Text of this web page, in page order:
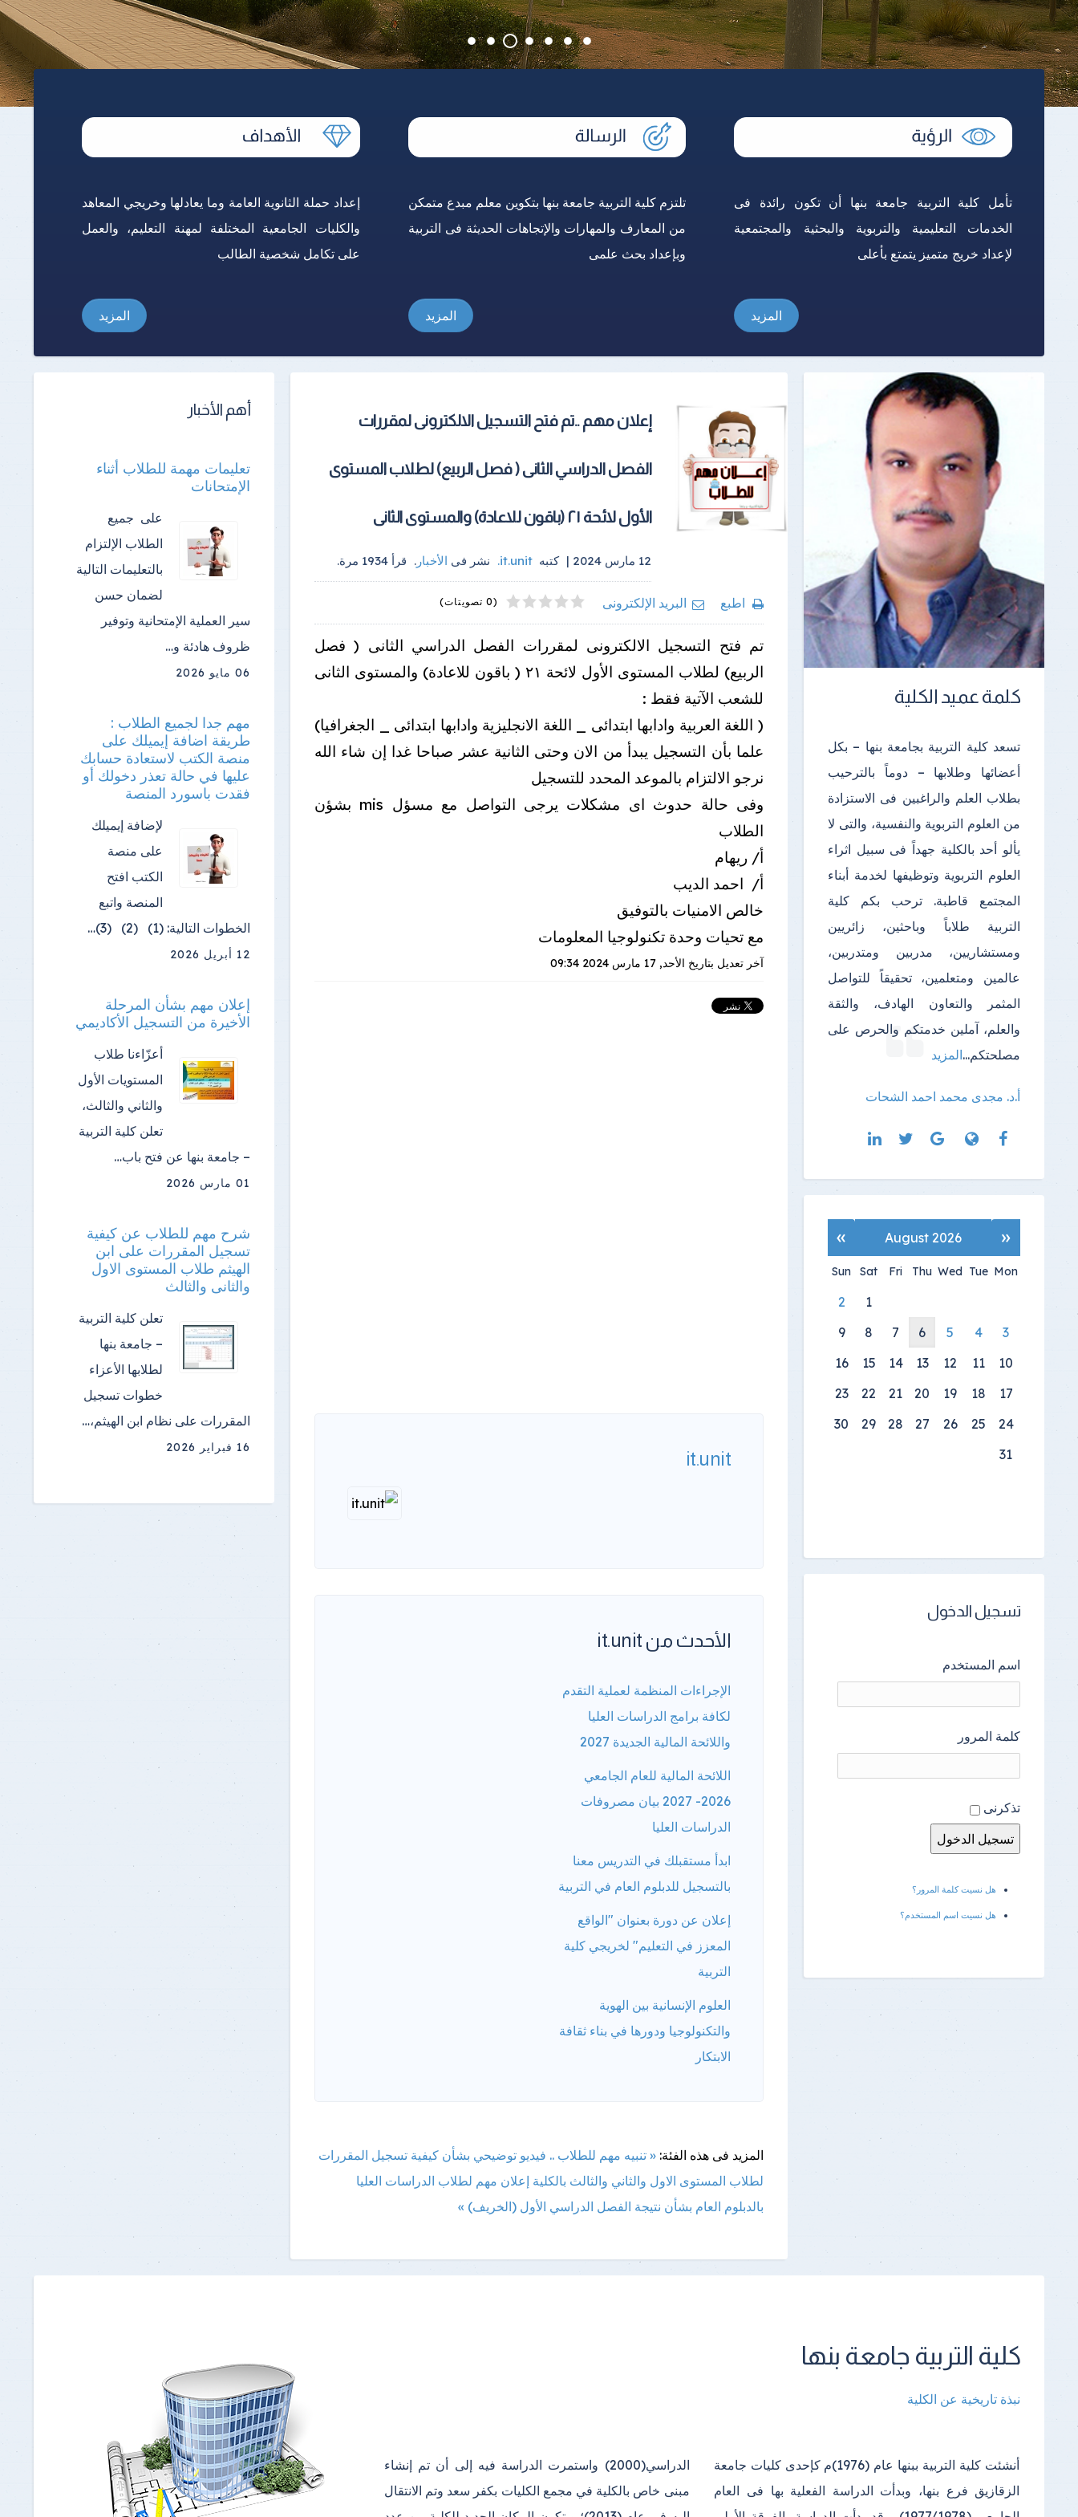
الإنجليزية
تأمل كلية التربية جامعة بنها أن تكون رائدة فى
الخدمات التعليمية والتربوية والبحثية والمجتمعية
لإعداد خريج متميز يتمتع بأعلى
المزيد
تلتزم كلية التربية جامعة بنها بتكوين معلم مبدع متمكن
من المعارف والمهارات والإتجاهات الحديثة فى التربية
وبإعداد بحث علمى
المزيد
إعداد حملة الثانوية العامة وما يعادلها وخريجي المعاهد
والكليات الجامعية المختلفة لمهنة التعليم، والعمل
على تكامل شخصية الطالب
المزيد
إعلان مهم ..تم فتح التسجيل الالكترونى لمقررات
الفصل الدراسي الثانى ( فصل الربيع) لطلاب المستوى
الأول لائحة ٢١ (باقون للاعادة) والمستوى الثانى
12 مارس 2024 | كتبه it.unit
. نشر فى الأخبار . قرأ 1934 مرة.
اطبع البريد الإلكترونى 1
2
3
4
5 (0 تصويتات)
تم فتح التسجيل الالكترونى لمقررات الفصل الدراسي الثانى ( فصل
الربيع) لطلاب المستوى الأول لائحة ٢١ ( باقون للاعادة) والمستوى الثانى
للشعب الآتية فقط :
( اللغة العربية وادابها ابتدائى _ اللغة الانجليزية وادابها ابتدائى _ الجغرافيا)
علما بأن التسجيل يبدأ من الان وحتى الثانية عشر صباحا غدا إن شاء الله
نرجو الالتزام بالموعد المحدد للتسجيل
وفى حالة حدوث اى مشكلات يرجى التواصل مع مسؤل mis بشؤن
الطلاب
أ/ ريهام
أ/ احمد الديب
خالص الامنيات بالتوفيق
مع تحيات وحدة تكنولوجيا المعلومات
آخر تعديل بتاريخ الأحد, 17 مارس 2024 09:34
it.unit
الأحدث من it.unit
الإجراءات المنظمة لعملية التقدم
لكافة برامج الدراسات العليا
واللائحة المالية الجديدة 2027
اللائحة المالية للعام الجامعي
2026- 2027 بيان مصروفات
الدراسات العليا
ابدأ مستقبلك في التدريس معنا
بالتسجيل للدبلوم العام في التربية
إعلان عن دورة بعنوان "الواقع
المعزز في التعليم" لخريجي كلية
التربية
العلوم الإنسانية بين الهوية
والتكنولوجيا ودورها في بناء ثقافة
الابتكار
المزيد فى هذه الفئة: « تنبيه مهم للطلاب .. فيديو توضيحي بشأن كيفية تسجيل المقررات
لطلاب المستوى الاول والثاني والثالث بالكلية إعلان مهم لطلاب الدراسات العليا
بالدبلوم العام بشأن نتيجة الفصل الدراسي الأول (الخريف) »
كلمة عميد الكلية
تسعد كلية التربية بجامعة بنها – بكل
أعضائها وطلابها – دوماً بالترحيب
بطلاب العلم والراغبين فى الاستزادة
من العلوم التربوية والنفسية، والتى لا
يألو أحد بالكلية جهداً فى سبيل اثراء
العلوم التربوية وتوظيفها لخدمة أبناء
المجتمع قاطبة. ترحب بكم كلية
التربية طلاباً وباحثين، زائريين
ومستشاريين، مدربين ومتدربين،
عالمين ومتعلمين، تحقيقاً للتواصل
المثمر والتعاون الهادف، والثقة
والعلم، آملين خدمتكم والحرص على
مصلحتكم...المزيد
أ.د. مجدى محمد احمد الشحات
«
August 2026
»
Mon
Tue
Wed
Thu
Fri
Sat
Sun
1
2
3
4
5
6
7
8
9
10
11
12
13
14
15
16
17
18
19
20
21
22
23
24
25
26
27
28
29
30
31
تسجيل الدخول
اسم المستخدم
كلمة المرور
تذكرنى
هل نسيت كلمة المرور؟
هل نسيت اسم المستخدم؟
أهم الأخبار
تعليمات مهمة للطلاب أثناء
الإمتحانات
على جميع
الطلاب الإلتزام
بالتعليمات التالية
لضمان حسن
سير العملية الإمتحانية وتوفير
ظروف هادئة و…
06 مايو 2026
مهم جدا لجميع الطلاب :
طريقة اضافة إيميلك على
منصة الكتب لاستعادة حسابك
عليها في حالة تعذر دخولك أو
فقدت باسورد المنصة
لإضافة إيميلك
على منصة
الكتب افتح
المنصة واتبع
الخطوات التالية: (1) (2) (3)…
12 أبريل 2026
إعلان مهم بشأن المرحلة
الأخيرة من التسجيل الأكاديمي
أعزّاءنا طلاب
المستويات الأول
والثاني والثالث،
تعلن كلية التربية
– جامعة بنها عن فتح باب…
01 مارس 2026
شرح مهم للطلاب عن كيفية
تسجيل المقررات على ابن
الهيثم طلاب المستوى الاول
والثانى والثالث
تعلن كلية التربية
– جامعة بنها
لطلابها الأعزاء
خطوات تسجيل
المقررات على نظام ابن الهيثم،…
16 فبراير 2026
كلية التربية جامعة بنها
نبذة تاريخية عن الكلية
أنشئت كلية التربية ببنها عام (1976)م كإحدى كليات جامعة
الزقازيق فرع بنها، وبدأت الدراسة الفعلية بها فى العام
الدراسي(2000) واستمرت الدراسة فيه إلى أن تم إنشاء
مبنى خاص بالكلية في مجمع الكليات بكفر سعد وتم الانتقال